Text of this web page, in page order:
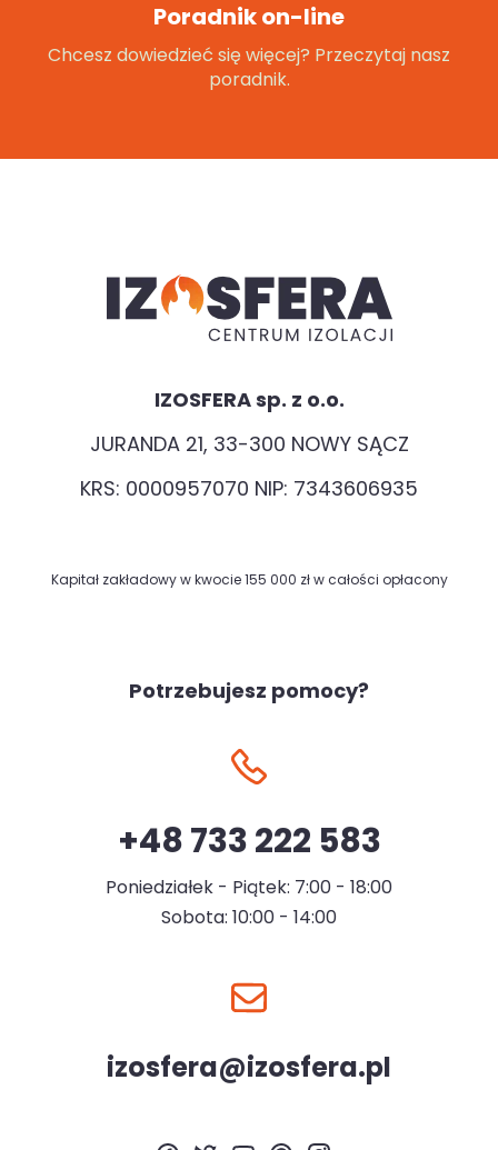
Poradnik on-line
Chcesz dowiedzieć się więcej? Przeczytaj nasz
poradnik.
IZOSFERA sp. z o.o.
JURANDA 21, 33-300 NOWY SĄCZ
KRS: 0000957070 NIP: 7343606935
Kapitał zakładowy w kwocie 155 000 zł w całości opłacony
Potrzebujesz pomocy?
+48 733 222 583
Poniedziałek - Piątek: 7:00 - 18:00
Sobota: 10:00 - 14:00
izosfera@izosfera.pl